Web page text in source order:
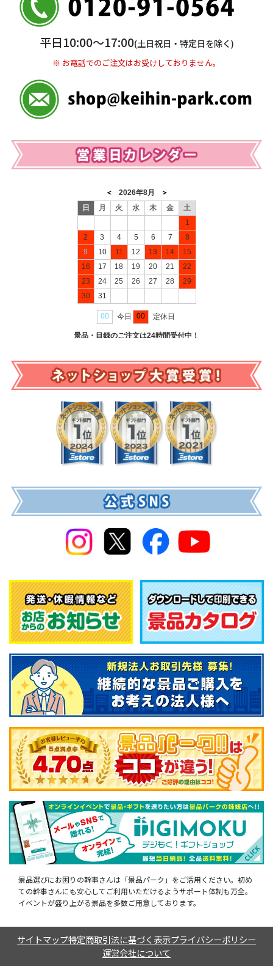
＜口座名＞ カ）ディースタイル
※ 振込み手数料お客様ご負担。
平日10:00〜17:00(土日祝日・特定日を除く)
※ お電話でのご注文はお受けしておりません。
景品選びにお困りの幹事さんは「景品パーク」をご活用ください。初め
ての幹事さんにも安心してご利用いただけるようサポート体制も万全。
イベントが盛り上がる景品を多数ご用意しております。
サイトマップ特定商取引法に基づく表示プライバシーポリシー
運営会社について